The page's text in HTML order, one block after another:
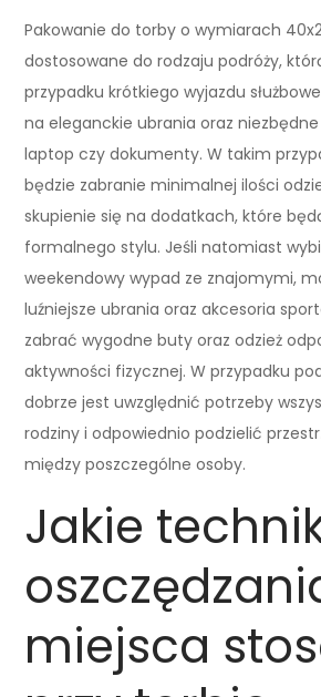
Pakowanie do torby o wymiarach
dostosowane do rodzaju podróży,
przypadku krótkiego wyjazdu
na eleganckie ubrania oraz
laptop czy dokumenty. W takim
będzie zabranie minimalnej ilości
skupienie się na dodatkach, które
formalnego stylu. Jeśli natomiast
weekendowy wypad ze znajomymi,
luźniejsze ubrania oraz akcesoria
zabrać wygodne buty oraz odzież
aktywności fizycznej. W przypadku
dobrze jest uwzględnić potrzeby
rodziny i odpowiednio podzielić
między poszczególne osoby.
Jakie
miejsca